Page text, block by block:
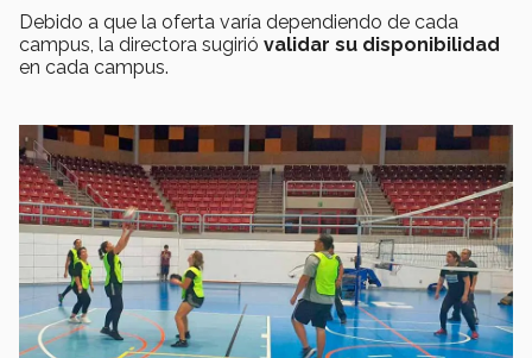
Debido a que la oferta varía dependiendo de cada
campus, la directora sugirió validar su disponibilidad
en cada campus.